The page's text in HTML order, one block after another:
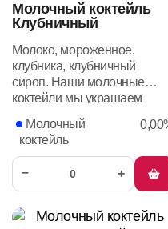
Молочный коктейль
Клубничный
Молоко, мороженное,
клубника, клубничный
сироп. Наши молочные
коктейли мы украшаем
сублимированными
ягодами и фруктами
Молочный
коктейль
– +